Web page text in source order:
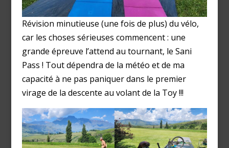
Révision minutieuse (une fois de plus) du vélo,
car les choses sérieuses commencent : une
grande épreuve l’attend au tournant, le Sani
Pass ! Tout dépendra de la météo et de ma
capacité à ne pas paniquer dans le premier
virage de la descente au volant de la Toy !!!